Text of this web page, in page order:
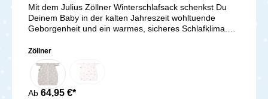
Mit dem Julius Zöllner Winterschlafsack schenkst Du
Deinem Baby in der kalten Jahreszeit wohltuende
Geborgenheit und ein warmes, sicheres Schlafklima.
Baumwolle, ist hautfreundlich und atmungsaktiv –
perfekt für empfindliche Babyhaut. Die kuschelweiche
Wattierung hält Dein Baby zuverlässig warm, ohne
Überhitzung zu riskieren. Dank langem Reißverschluss
gelingt Dir das An- und Ausziehen besonders leicht,
Zöllner
Ab 64,95 €*